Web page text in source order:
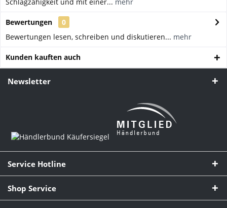
Bewertungen
0
Bewertungen lesen, schreiben und diskutieren... mehr
Kunden kauften auch
Newsletter
Service Hotline
Shop Service